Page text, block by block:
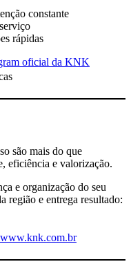
constante
rápidas
oficial da KNK
são mais do que
eficiência e valorização.
e organização do seu
região e entrega resultado:
www.knk.com.br